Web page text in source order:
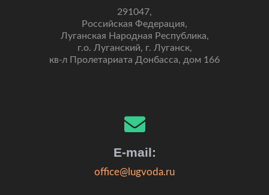
291047,
Российская Федерация,
Луганская Народная Республика,
г.о. Луганский, г. Луганск,
кв-л Пролетариата Донбасса, дом 166
E-mail:
office@lugvoda.ru